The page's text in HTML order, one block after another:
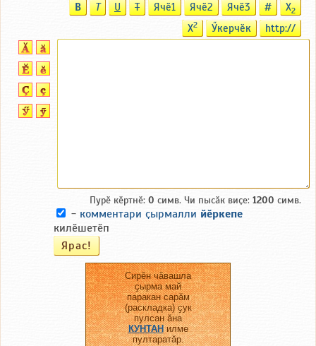
B T U T Ячӗ1 Ячӗ2 Ячӗ3 # X2
X2 Ӳкерчӗк http://
Пурӗ кӗртнӗ: 0 симв. Чи пысӑк виҫе: 1200 симв.
- комментари ҫырмалли йӗркепе
килӗшетӗп
Сирӗн чӑвашла
ҫырма май
паракан сарӑм
(раскладка) ҫук
пулсан ӑна
КУНТАНилме
пултаратӑр.